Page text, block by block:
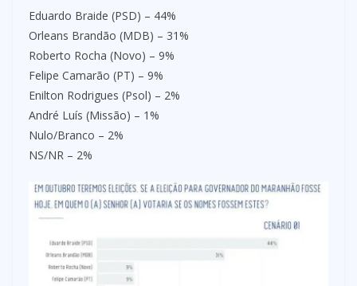
Eduardo Braide (PSD) – 44%
Orleans Brandão (MDB) – 31%
Roberto Rocha (Novo) – 9%
Felipe Camarão (PT) – 9%
Enilton Rodrigues (Psol) – 2%
André Luís (Missão) – 1%
Nulo/Branco – 2%
NS/NR – 2%